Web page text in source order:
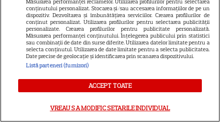
Despre Tvmania
Măsurarea performanței reclamelor. Utilizarea profilurilor pentru selectarea
conținutului personalizat. Stocarea și/sau accesarea informațiilor de pe un
dispozitiv. Dezvoltarea și îmbunătățirea serviciilor. Crearea profilurilor de
conținut personalizat. Utilizarea profilurilor pentru selectarea publicității
personalizate. Crearea profilurilor pentru publicitate personalizată.
Măsurarea performanței conținutului. Înțelegerea publicului prin statistici
sau combinații de date din surse diferite. Utilizarea datelor limitate pentru a
selecta conținutul. Utilizarea de date limitate pentru a selecta publicitatea.
Date precise de geolocație și identificarea prin scanarea dispozitivului.
Listă parteneri (furnizori)
ACCEPT TOATE
VREAU SA MODIFIC SETARILE INDIVIDUAL